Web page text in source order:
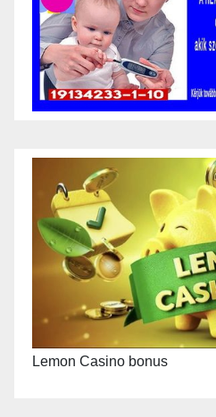
Lemon Casino bonus